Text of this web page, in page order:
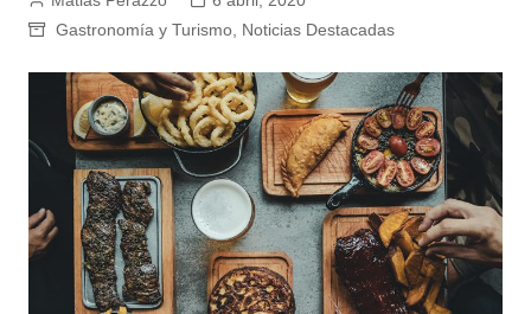
Gastronomía y Turismo, Noticias Destacadas